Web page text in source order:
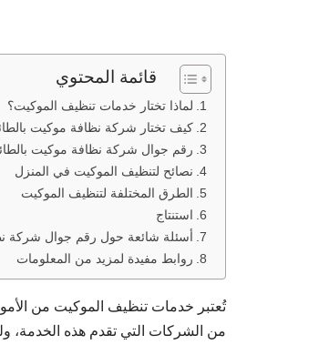
قائمة المحتوي
لماذا تختار خدمات تنظيف الموكيت؟
كيف تختار شركة نظافة موكيت
رقم جوال شركة نظافة موكيت
نصائح لتنظيف الموكيت في المنزل
الطرق المختلفة لتنظيف الموكيت
استنتاج
أسئلة شائعة حول رقم جوال شركة
روابط مفيدة لمزيد من المعلومات
تُعتبر خدمات تنظيف الموكيت من
من الشركات التي تقدم هذه الخدمة،